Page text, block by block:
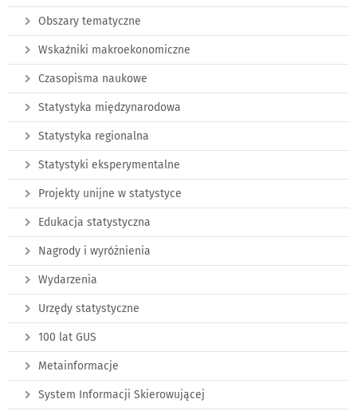
Obszary tematyczne
Wskaźniki makroekonomiczne
Czasopisma naukowe
Statystyka międzynarodowa
Statystyka regionalna
Statystyki eksperymentalne
Projekty unijne w statystyce
Edukacja statystyczna
Nagrody i wyróżnienia
Wydarzenia
Urzędy statystyczne
100 lat GUS
Metainformacje
System Informacji Skierowującej